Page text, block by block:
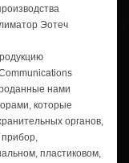
Эотеч
нами
которые
органов,
пластиковом,